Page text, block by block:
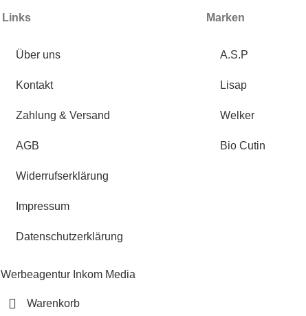
Links
Über uns
Kontakt
Zahlung & Versand
AGB
Widerrufserklärung
Impressum
Datenschutzerklärung
Marken
A.S.P
Lisap
Welker
Bio Cutin
Werbeagentur Inkom Media
Warenkorb